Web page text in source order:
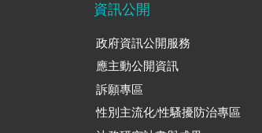
資訊公開
政府資訊公開服務
應主動公開資訊
訴願專區
性別主流化/性騷擾防治專區